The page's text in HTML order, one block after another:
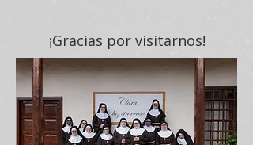
¡Gracias por visitarnos!